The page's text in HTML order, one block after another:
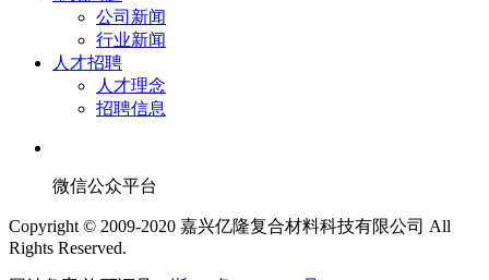
公司新闻
行业新闻
人才招聘
人才理念
招聘信息
微信公众平台
Copyright © 2009-2020 嘉兴亿隆复合材料科技有限公司 All
Rights Reserved.